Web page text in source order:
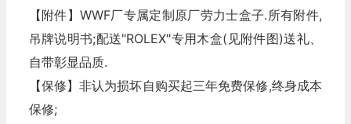
【附件】WWF厂专属定制原厂劳力士盒子.所有附件,
吊牌说明书;配送"ROLEX"专用木盒(见附件图)送礼、
自带彰显品质.
【保修】非认为损坏自购买起三年免费保修,终身成本
保修;